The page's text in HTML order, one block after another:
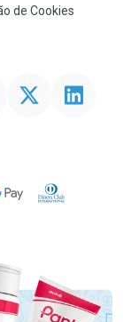
de Cookies
Twitter Linkedin
Pay
Diners Club